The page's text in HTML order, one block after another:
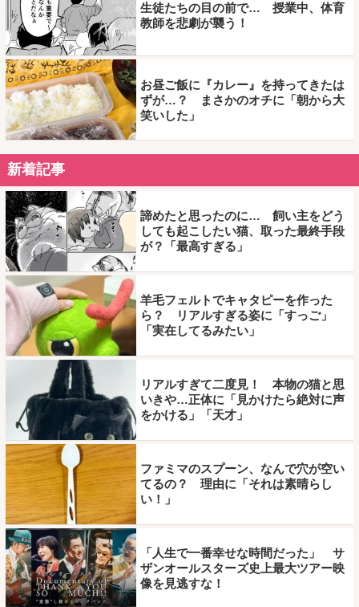
生徒たちの目の前で… 授業中、体育
教師を悲劇が襲う！
お昼ご飯に『カレー』を持ってきたは
ずが…？ まさかのオチに「朝から大
笑いした」
新着記事
諦めたと思ったのに… 飼い主をどう
しても起こしたい猫、取った最終手段
が？「最高すぎる」
羊毛フェルトでキャタピーを作った
ら？ リアルすぎる姿に「すっご」
「実在してるみたい」
リアルすぎて二度見！ 本物の猫と思
いきや…正体に「見かけたら絶対に声
をかける」「天才」
ファミマのスプーン、なんで穴が空い
てるの？ 理由に「それは素晴らし
い！」
「人生で一番幸せな時間だった」 サ
ザンオールスターズ史上最大ツアー映
像を見逃すな！